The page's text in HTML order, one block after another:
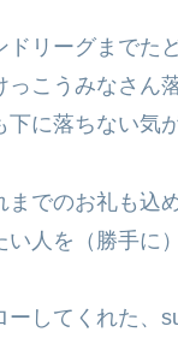
ドリーグまでた
っこうみなさん
下に落ちない気
までのお礼も込
い人を（勝手に
ーしてくれた、